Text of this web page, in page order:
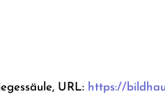
URL: https://